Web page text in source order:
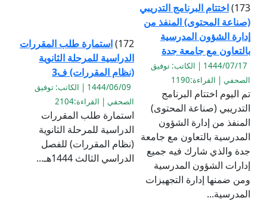
173) اختتام البرنامج التدريبي
(صناعة المحتوى) المنفذ من
إدارة الشؤون المدرسية
بالتعاون مع جامعة جدة
1444/07/17 | الكاتب: توفيق
الصحفي | القراءة:1190
تم اليوم اختتام البرنامج
التدريبي (صناعة المحتوى)
المنفذ من إدارة الشؤون
المدرسية بالتعاون مع جامعة
جدة والذي شارك فيه جميع
إدارات الشؤون المدرسية
ومن ضمنها إدارة التجهيزات
المدرسية...
172) استمارة طلب المقررات
الدراسية للمرحلة الثانوية
(نظام المقررات) ف3
1444/06/09 | الكاتب: توفيق
الصحفي | القراءة:2104
استمارة طلب المقررات
الدراسية للمرحلة الثانوية
(نظام المقررات) للفصل
الدراسي الثالث 1444هـ...